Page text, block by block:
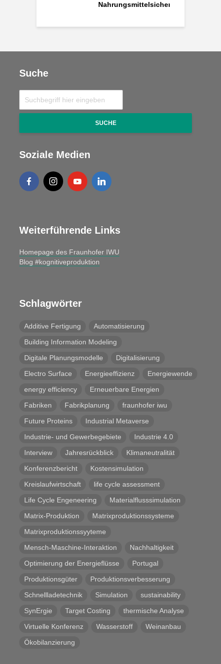
Nahrungsmittelsicherheit
Suche
SUCHE
Soziale Medien
Weiterführende Links
Homepage des Fraunhofer IWU
Blog #kognitiveproduktion
Schlagwörter
Additive Fertigung
Automatisierung
Building Information Modeling
Digitale Planungsmodelle
Digitalisierung
Electro Surface
Energieeffizienz
Energiewende
energy efficiency
Erneuerbare Energien
Fabriken
Fabrikplanung
fraunhofer iwu
Future Proteins
Industrial Metaverse
Industrie- und Gewerbegebiete
Industrie 4.0
Interview
Jahresrückblick
Klimaneutralität
Konferenzbericht
Kostensimulation
Kreislaufwirtschaft
life cycle assessment
Life Cycle Engeneering
Materialflusssimulation
Matrix-Produktion
Matrixproduktionssysteme
Matrixproduktionssyyteme
Mensch-Maschine-Interaktion
Nachhaltigkeit
Optimierung der Energieflüsse
Portugal
Produktionsgüter
Produktionsverbesserung
Schnellladetechnik
Simulation
sustainability
SynErgie
Target Costing
thermische Analyse
Virtuelle Konferenz
Wasserstoff
Weinanbau
Ökobilanzierung